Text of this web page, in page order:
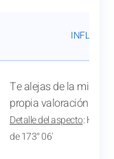
Te alejas de la
propia valoración.
Detalle del aspecto: Hacia
de 173° 06'